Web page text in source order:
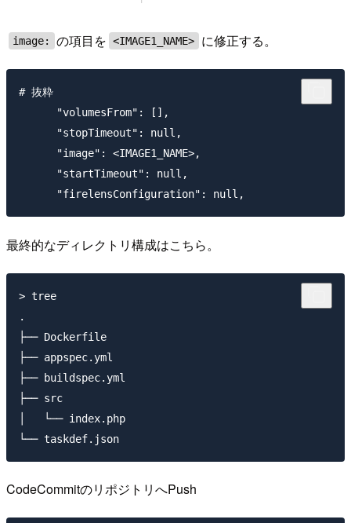
image: の項目を <IMAGE1_NAME> に修正する。
# 抜粋
      "volumesFrom": [],
      "stopTimeout": null,
      "image": <IMAGE1_NAME>,
      "startTimeout": null,
最終的なディレクトリ構成はこちら。
> tree
.
├── Dockerfile
├── appspec.yml
├── buildspec.yml
├── src
│   └── index.php
CodeCommitのリポジトリへPush